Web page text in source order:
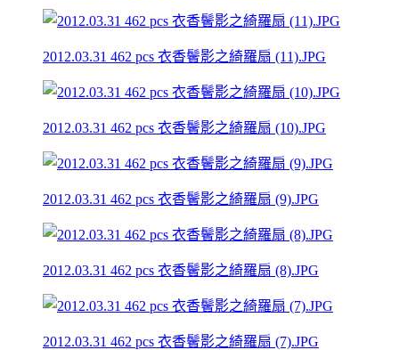
2012.03.31 462 pcs 衣香鬢影之綺羅扇 (11).JPG
2012.03.31 462 pcs 衣香鬢影之綺羅扇 (10).JPG
2012.03.31 462 pcs 衣香鬢影之綺羅扇 (9).JPG
2012.03.31 462 pcs 衣香鬢影之綺羅扇 (8).JPG
2012.03.31 462 pcs 衣香鬢影之綺羅扇 (7).JPG